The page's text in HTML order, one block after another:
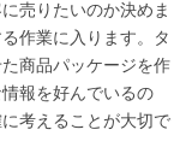
売りたいのか決めま
作業に入ります。タ
商品パッケージを作
報を好んでいるの
考えることが大切で